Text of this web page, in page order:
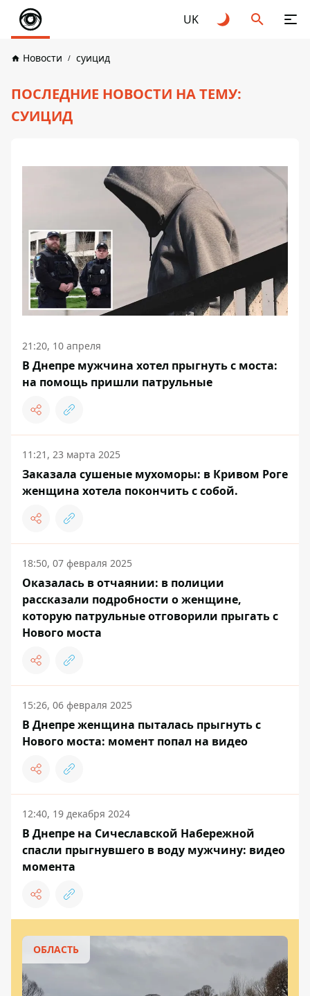
UK
Новости суицид
ПОСЛЕДНИЕ НОВОСТИ НА ТЕМУ:
СУИЦИД
21:20, 10 апреля
В Днепре мужчина хотел прыгнуть с моста:
на помощь пришли патрульные
11:21, 23 марта 2025
Заказала сушеные мухоморы: в Кривом Роге
женщина хотела покончить с собой.
18:50, 07 февраля 2025
Оказалась в отчаянии: в полиции
рассказали подробности о женщине,
которую патрульные отговорили прыгать с
Нового моста
15:26, 06 февраля 2025
В Днепре женщина пыталась прыгнуть с
Нового моста: момент попал на видео
12:40, 19 декабря 2024
В Днепре на Сичеславской Набережной
спасли прыгнувшего в воду мужчину: видео
момента
ОБЛАСТЬ